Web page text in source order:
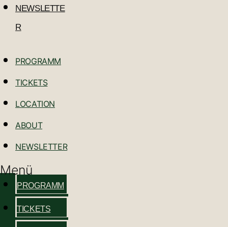
NEWSLETTE
R
PROGRAMM
TICKETS
LOCATION
ABOUT
NEWSLETTER
Menü
PROGRAMM
TICKETS